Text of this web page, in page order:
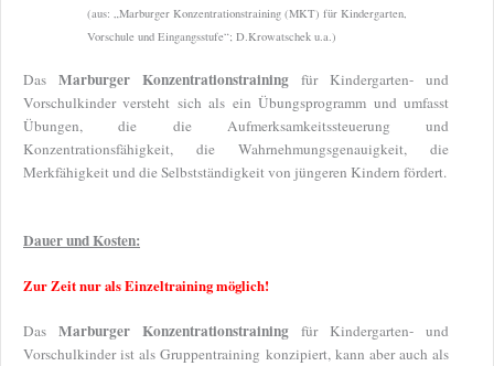
(aus: „Marburger Konzentrationstraining (MKT) für Kindergarten,
Vorschule und Eingangsstufe“; D.Krowatschek u.a.)
Das Marburger Konzentrationstraining für Kindergarten- und
Vorschulkinder versteht sich als ein Übungsprogramm und umfasst
Übungen, die die Aufmerksamkeitssteuerung und
Konzentrationsfähigkeit, die Wahrnehmungsgenauigkeit, die
Merkfähigkeit und die Selbstständigkeit von jüngeren Kindern fördert.
Dauer und Kosten:
Zur Zeit nur als Einzeltraining möglich!
Das Marburger Konzentrationstraining für Kindergarten- und
Vorschulkinder ist als Gruppentraining konzipiert, kann aber auch als